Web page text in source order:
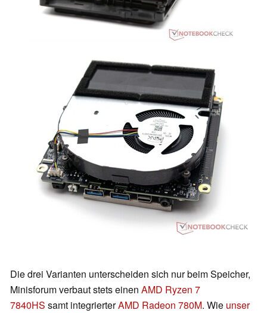
Die drei Varianten unterscheiden sich nur beim Speicher,
Minisforum verbaut stets einen AMD Ryzen 7
7840HS samt integrierterAMD Radeon 780M. Wie unser